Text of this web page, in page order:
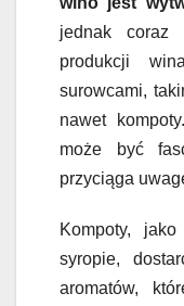
jednak coraz
produkcji
surowcami,
nawet
może być
przyciąga
Kompoty,
syropie,
aromatów,